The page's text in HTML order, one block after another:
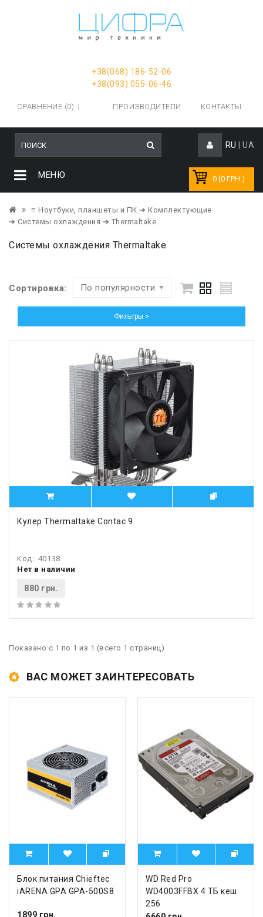
+38(068) 186-52-06
+38(093) 055-06-46
СРАВНЕНИЕ (0) ПРОИЗВОДИТЕЛИ КОНТАКТЫ
RU UA
0 (0 ГРН.)
МЕНЮ
≡ Ноутбуки, планшеты и ПК ➔ Комплектующие
➔ Системы охлаждения ➔ Thermaltake
Системы охлаждения Thermaltake
Сортировка: По популярности
Фильтры >
Кулер Thermaltake Contac 9
Код: 40138
Нет в наличии
880 грн.
Показано с 1 по 1 из 1 (всего 1 страниц)
ВАС МОЖЕТ ЗАИНТЕРЕСОВАТЬ
Блок питания Chieftec
iARENA GPA GPA-500S8
1899 грн.
WD Red Pro
WD4003FFBX 4 ТБ кеш
256